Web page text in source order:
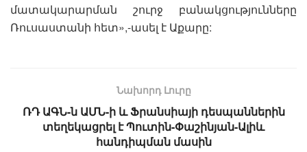
մատակարարման շուրջ բանակցությունները
Ռուսաստանի հետ»,-ասել է Աքարը:
Նախորդ Լուրը
ՌԴ ԱԳՆ-ն ԱՄՆ-ի և Ֆրանսիայի դեսպաններին
տեղեկացրել է Պուտին-Փաշինյան-Ալիև
հանդիպման մասին